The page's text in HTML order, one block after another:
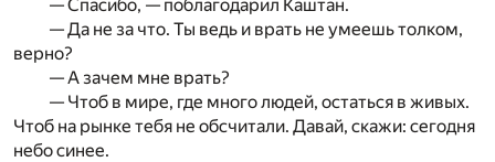
— Спасибо, — поблагодарил Каштан.
— Да не за что. Ты ведь и врать не умеешь толком,
верно?
— А зачем мне врать?
— Чтоб в мире, где много людей, остаться в живых.
Чтоб на рынке тебя не обсчитали. Давай, скажи: сегодня
небо синее.